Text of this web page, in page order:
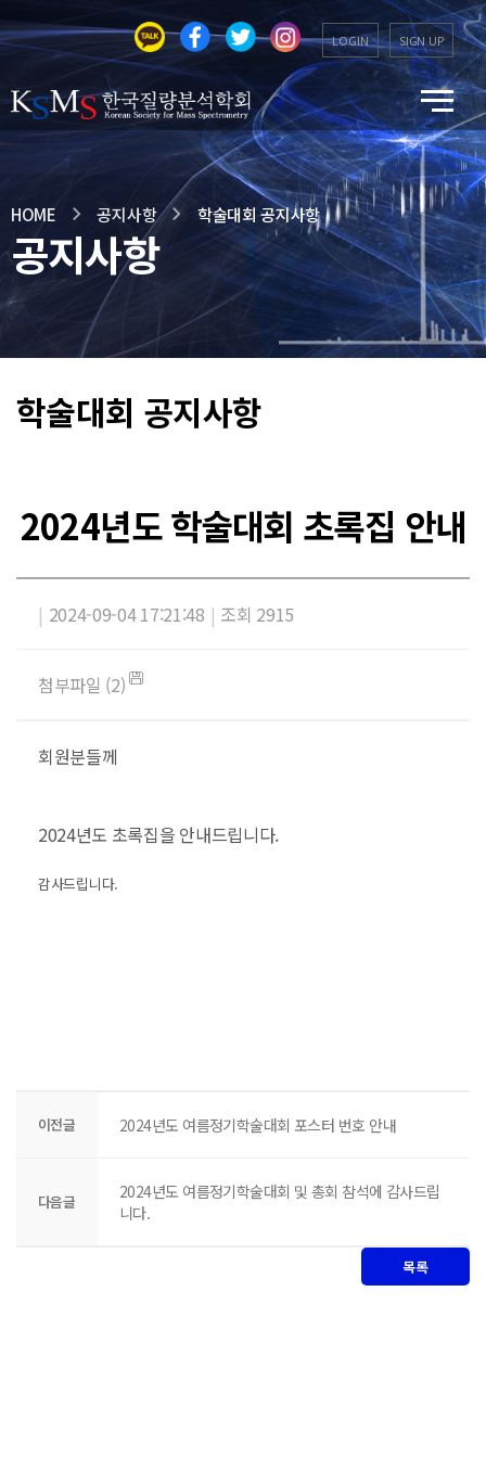
LOGIN SIGN UP
HOME 공지사항 학술대회 공지사항
공지사항
학술대회 공지사항
2024년도 학술대회 초록집 안내
| 2024-09-04 17:21:48 | 조회 2915
첨부파일 (2)
회원분들께
2024년도 초록집을 안내드립니다.
감사드립니다. ​
이전글 2024년도 여름정기학술대회 포스터 번호 안내
다음글
2024년도 여름정기학술대회 및 총회 참석에 감사드립
니다.
목록